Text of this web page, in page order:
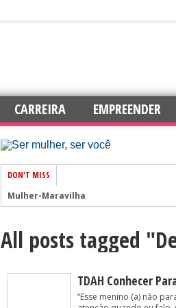
CARREIRA EMPREENDER
DON'T MISS
Mulher-Maravilha
7 dicas para trabalhar com mais
Chás para elevar os níveis de energia
All posts tagged
TDAH Conhecer
“Esse menino (a) não